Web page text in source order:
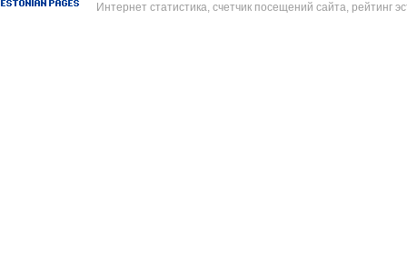
Интернет статистика, счетчик посещений сайта, рейтинг